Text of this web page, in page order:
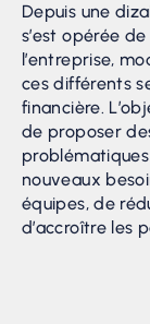
Depuis une
s’est opérée
l’entreprise,
ces différents
financière.
de proposer
nouveaux
équipes, de
d’accroître les